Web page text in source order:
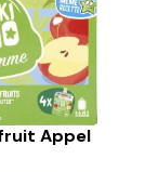
Appel